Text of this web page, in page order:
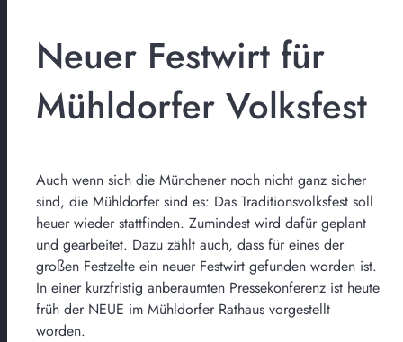
Neuer Festwirt für
Mühldorfer Volksfest
Auch wenn sich die Münchener noch nicht ganz sicher
sind, die Mühldorfer sind es: Das Traditionsvolksfest soll
heuer wieder stattfinden. Zumindest wird dafür geplant
und gearbeitet. Dazu zählt auch, dass für eines der
großen Festzelte ein neuer Festwirt gefunden worden ist.
In einer kurzfristig anberaumten Pressekonferenz ist heute
früh der NEUE im Mühldorfer Rathaus vorgestellt
worden.